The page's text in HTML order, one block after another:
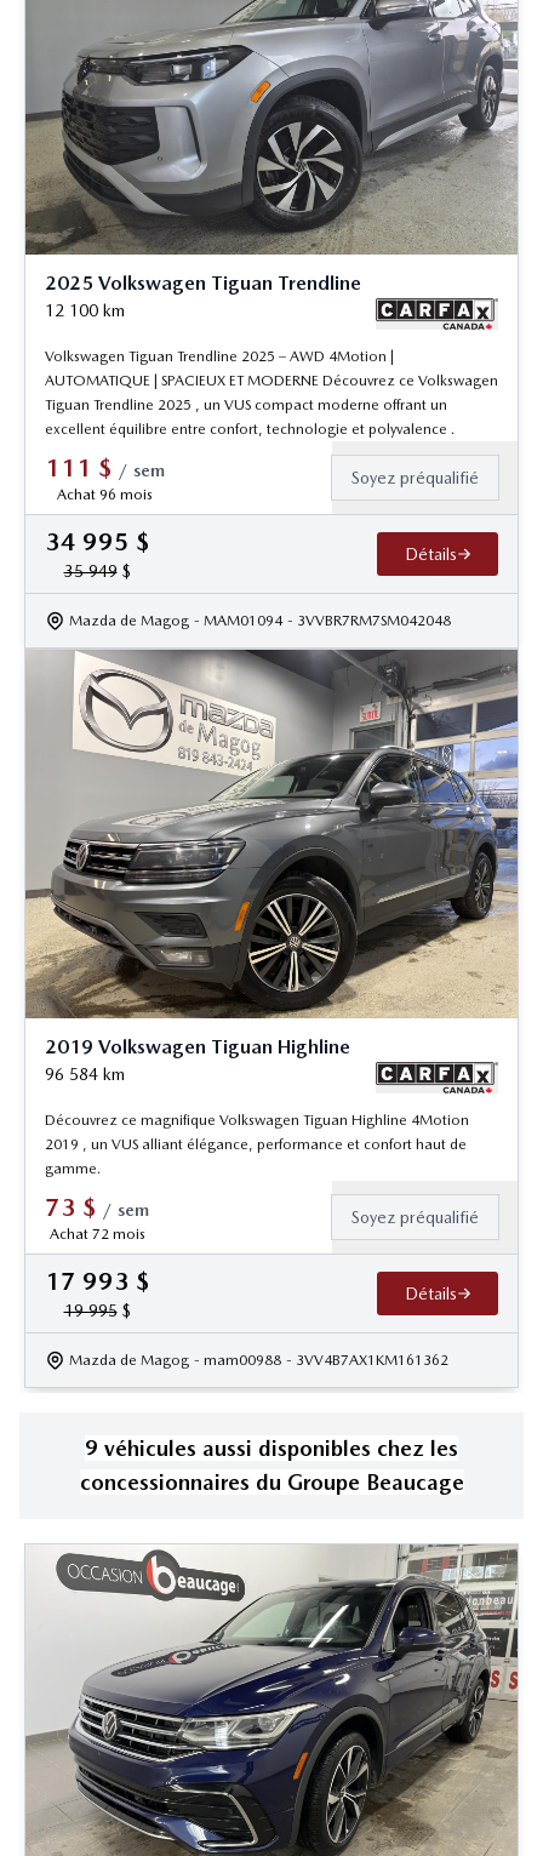
2025 Volkswagen Tiguan Trendline
12 100 km
Volkswagen Tiguan Trendline 2025 – AWD 4Motion |
AUTOMATIQUE | SPACIEUX ET MODERNE Découvrez ce Volkswagen
Tiguan Trendline 2025 , un VUS compact moderne offrant un
excellent équilibre entre confort, technologie et polyvalence .
111 $ / sem
Achat 96 mois
Soyez préqualifié
34 995 $
35 949$
Détails
Mazda de Magog - MAM01094 - 3VVBR7RM7SM042048
2019 Volkswagen Tiguan Highline
96 584 km
Découvrez ce magnifique Volkswagen Tiguan Highline 4Motion
2019 , un VUS alliant élégance, performance et confort haut de
gamme.
73 $ / sem
Achat 72 mois
Soyez préqualifié
17 993 $
19 995$
Détails
Mazda de Magog - mam00988 - 3VV4B7AX1KM161362
9 véhicules aussi disponibles chez les
concessionnaires du Groupe Beaucage